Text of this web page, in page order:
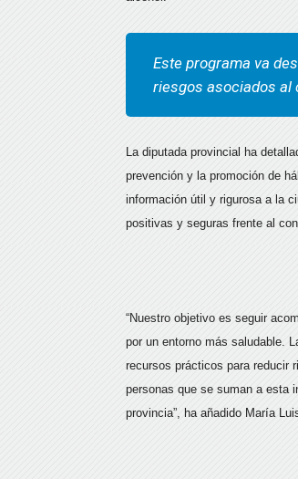
Este programa va
riesgos asociados al
La diputada provincial ha
prevención y la promoción de
información útil y rigurosa a la
positivas y seguras frente al
“Nuestro objetivo es seguir
por un entorno más saludable.
recursos prácticos para reducir
personas que se suman a esta
provincia”, ha añadido María